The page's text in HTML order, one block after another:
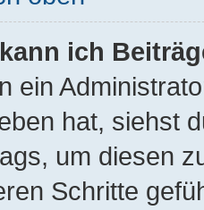
ich
ein
hat, siehst
um diesen
Schritte